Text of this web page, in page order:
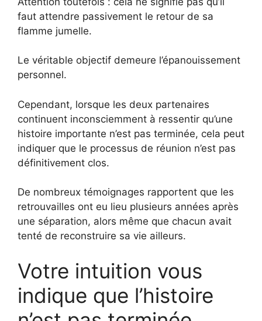
faut attendre passivement le retour de sa
flamme jumelle.
Le véritable objectif demeure l’épanouissement
personnel.
Cependant, lorsque les deux partenaires
continuent inconsciemment à ressentir qu’une
histoire importante n’est pas terminée, cela peut
indiquer que le processus de réunion n’est pas
définitivement clos.
De nombreux témoignages rapportent que les
retrouvailles ont eu lieu plusieurs années après
une séparation, alors même que chacun avait
tenté de reconstruire sa vie ailleurs.
Votre intuition vous
indique que l’histoire